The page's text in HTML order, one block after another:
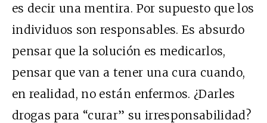
es decir una mentira. Por supuesto que los
individuos son responsables. Es absurdo
pensar que la solución es medicarlos,
pensar que van a tener una cura cuando,
en realidad, no están enfermos. ¿Darles
drogas para “curar” su irresponsabilidad?